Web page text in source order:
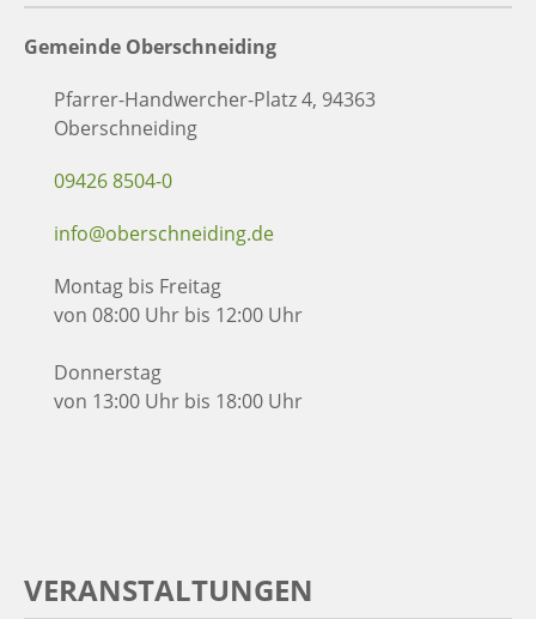
Gemeinde Oberschneiding
Pfarrer-Handwercher-Platz 4, 94363
Oberschneiding
09426 8504-0
info@oberschneiding.de
Montag bis Freitag
von 08:00 Uhr bis 12:00 Uhr
Donnerstag
von 13:00 Uhr bis 18:00 Uhr
VERANSTALTUNGEN